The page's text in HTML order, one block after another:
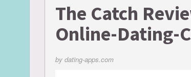
The Catch
Online-Dating-
by dating-apps.com